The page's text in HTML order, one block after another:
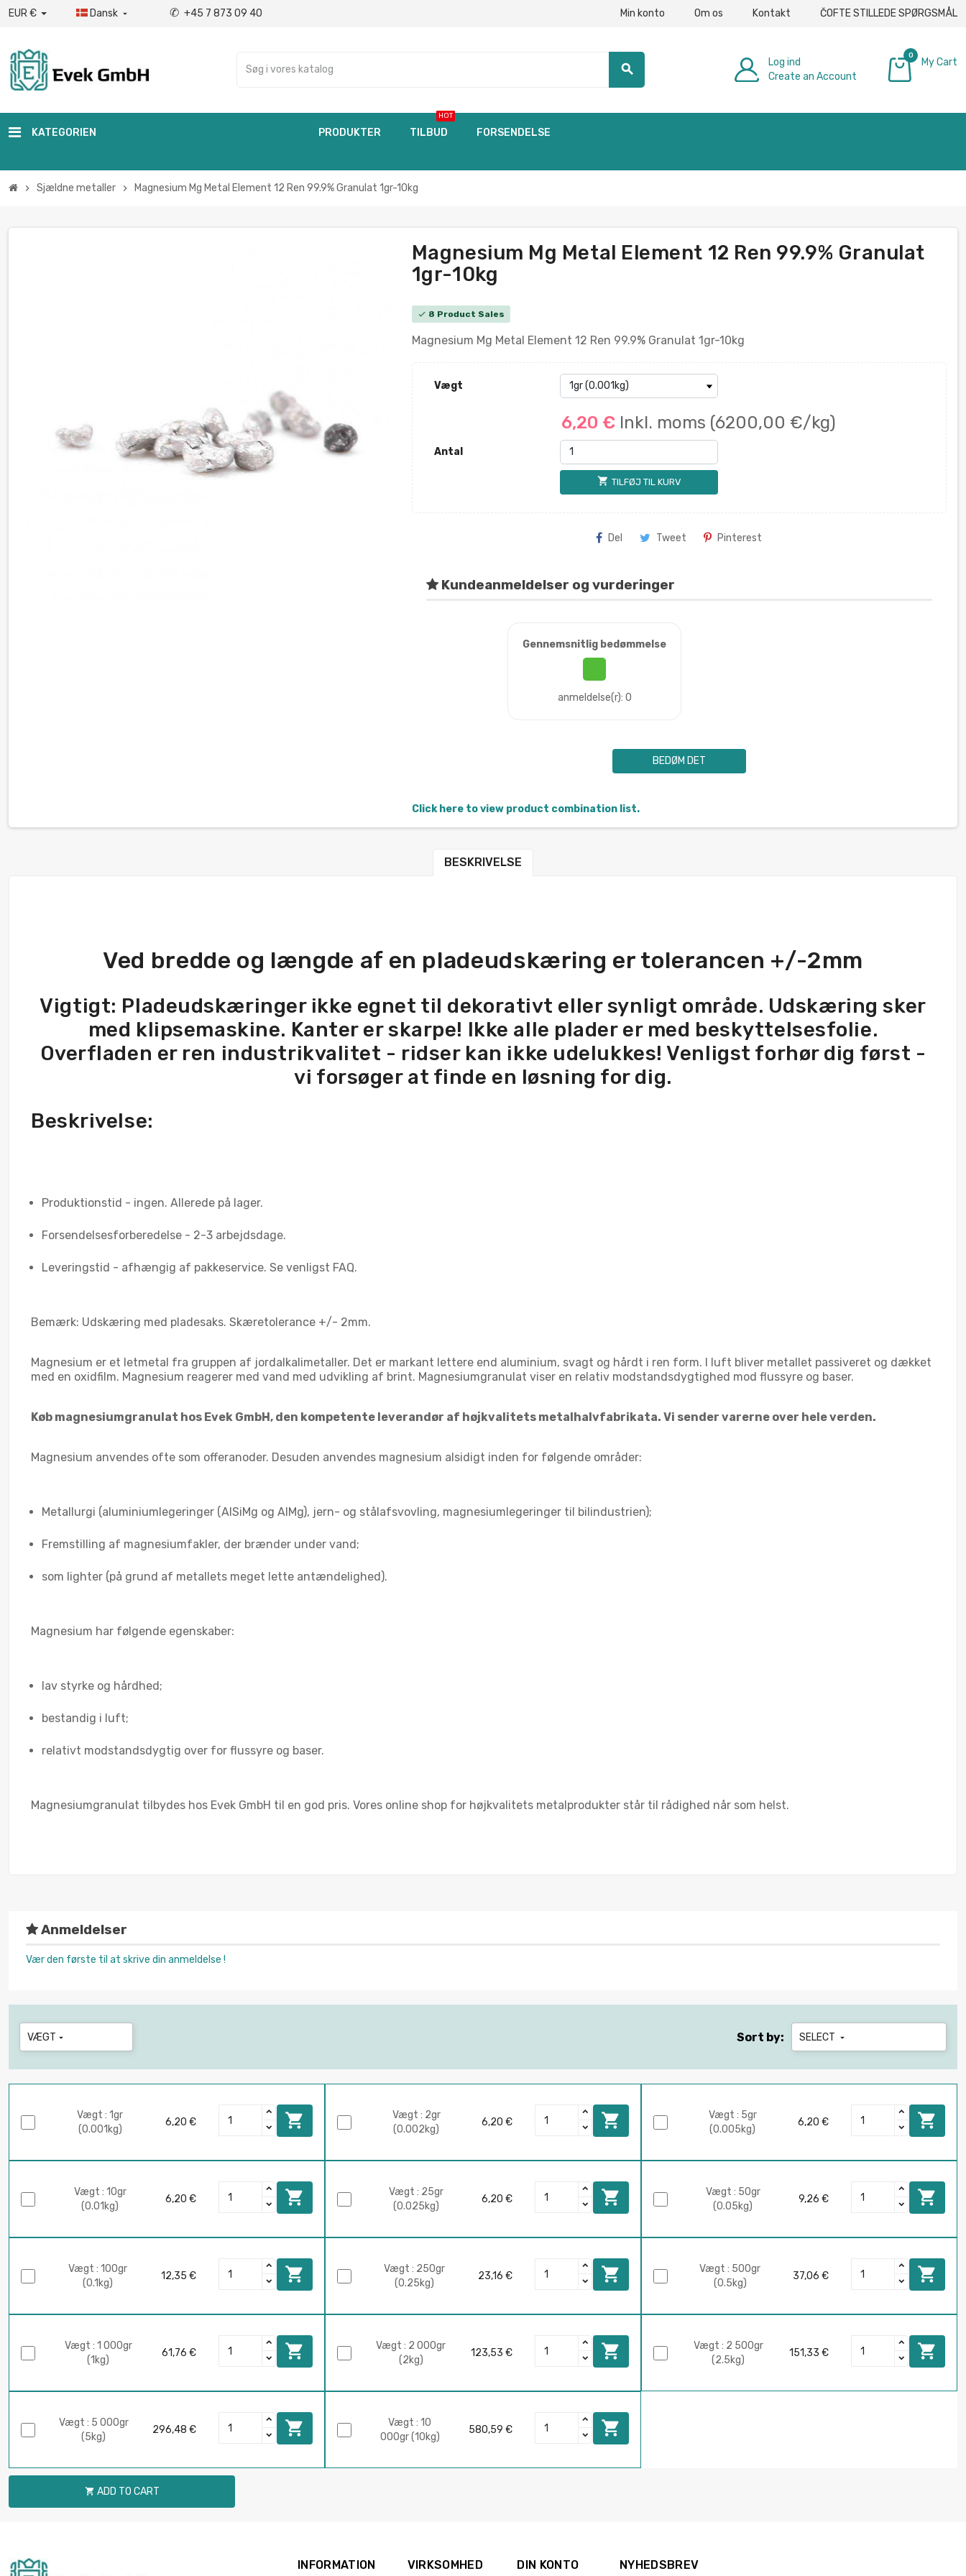
EUR € Dansk  ✆ +45 7 873 09 40 Min konto Om os Kontakt ČOFTE STILLEDE SPØRGSMÅL
search
Log ind
Create an Account
0
My Cart
KATEGORIEN PRODUKTER TILBUD
HOT
FORSENDELSE
chevron_right Sjældne metaller chevron_right Magnesium Mg Metal Element 12 Ren 99.9% Granulat 1gr-10kg
Magnesium Mg Metal Element 12 Ren 99.9% Granulat
1gr-10kg
check 8 Product Sales
Magnesium Mg Metal Element 12 Ren 99.9% Granulat 1gr-10kg
Vægt
6,20 € Inkl. moms (6200,00 €/kg)
Antal
shopping_cart TILFØJ TIL KURV
Del Tweet Pinterest
Kundeanmeldelser og vurderinger
Gennemsnitlig bedømmelse
anmeldelse(r): 0
BEDØM DET
Click here to view product combination list.
BESKRIVELSE
Ved bredde og længde af en pladeudskæring er tolerancen +/-2mm
Vigtigt: Pladeudskæringer ikke egnet til dekorativt eller synligt område. Udskæring sker
med klipsemaskine. Kanter er skarpe! Ikke alle plader er med beskyttelsesfolie.
Overfladen er ren industrikvalitet - ridser kan ikke udelukkes! Venligst forhør dig først -
vi forsøger at finde en løsning for dig.
Beskrivelse:
Produktionstid - ingen. Allerede på lager.
Forsendelsesforberedelse - 2-3 arbejdsdage.
Leveringstid - afhængig af pakkeservice. Se venligst FAQ.
Bemærk: Udskæring med pladesaks. Skæretolerance +/- 2mm.
Magnesium er et letmetal fra gruppen af jordalkalimetaller. Det er markant lettere end aluminium, svagt og hårdt i ren form. I luft bliver metallet passiveret og dækket
med en oxidfilm. Magnesium reagerer med vand med udvikling af brint. Magnesiumgranulat viser en relativ modstandsdygtighed mod flussyre og baser.
Køb magnesiumgranulat hos Evek GmbH, den kompetente leverandør af højkvalitets metalhalvfabrikata. Vi sender varerne over hele verden.
Magnesium anvendes ofte som offeranoder. Desuden anvendes magnesium alsidigt inden for følgende områder:
Metallurgi (aluminiumlegeringer (AlSiMg og AlMg), jern- og stålafsvovling, magnesiumlegeringer til bilindustrien);
Fremstilling af magnesiumfakler, der brænder under vand;
som lighter (på grund af metallets meget lette antændelighed).
Magnesium har følgende egenskaber:
lav styrke og hårdhed;
bestandig i luft;
relativt modstandsdygtig over for flussyre og baser.
Magnesiumgranulat tilbydes hos Evek GmbH til en god pris. Vores online shop for højkvalitets metalprodukter står til rådighed når som helst.
Anmeldelser
Vær den første til at skrive din anmeldelse !
VÆGT  Sort by: SELECT 
Vægt : 1gr
(0.001kg)
6,20 € 
Vægt : 2gr
(0.002kg)
6,20 € 
Vægt : 5gr
(0.005kg)
6,20 € 
Vægt : 10gr
(0.01kg)
6,20 € 
Vægt : 25gr
(0.025kg)
6,20 € 
Vægt : 50gr
(0.05kg)
9,26 € 
Vægt : 100gr
(0.1kg)
12,35 € 
Vægt : 250gr
(0.25kg)
23,16 € 
Vægt : 500gr
(0.5kg)
37,06 € 
Vægt : 1 000gr
(1kg)
61,76 € 
Vægt : 2 000gr
(2kg)
123,53 € 
Vægt : 2 500gr
(2.5kg)
151,33 € 
Vægt : 5 000gr
(5kg)
296,48 € 
Vægt : 10
000gr (10kg)
580,59 € 
 ADD TO CART
INFORMATION VIRKSOMHED DIN KONTO NYHEDSBREV